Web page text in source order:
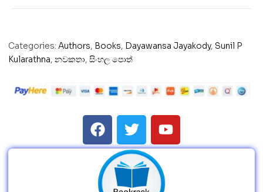
Categories: Authors, Books, Dayawansa Jayakody, Sunil P
Kularathna, නවකතා, සිංහල පොත්